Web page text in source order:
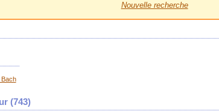
Nouvelle recherche
(743)